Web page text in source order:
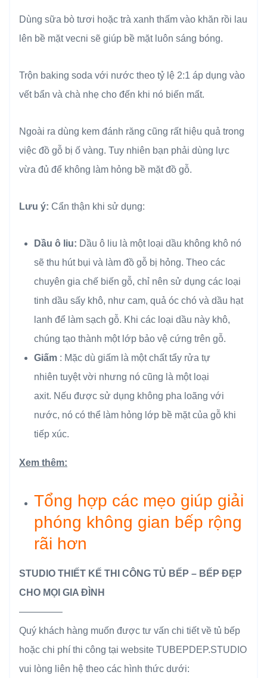
Dùng sữa bò tươi hoặc trà xanh thấm vào khăn rồi lau
lên bề mặt vecni sẽ giúp bề mặt luôn sáng bóng.
Trộn baking soda với nước theo tỷ lệ 2:1 áp dụng vào
vết bẩn và chà nhẹ cho đến khi nó biến mất.
Ngoài ra dùng kem đánh răng cũng rất hiệu quả trong
việc đồ gỗ bị ố vàng. Tuy nhiên bạn phải dùng lực
vừa đủ để không làm hỏng bề mặt đồ gỗ.
Lưu ý: Cẩn thận khi sử dụng:
Dầu ô liu: Dầu ô liu là một loại dầu không khô nó
sẽ thu hút bụi và làm đồ gỗ bị hỏng. Theo các
chuyên gia chế biến gỗ, chỉ nên sử dụng các loại
tinh dầu sấy khô, như cam, quả óc chó và dầu hạt
lanh để làm sạch gỗ. Khi các loại dầu này khô,
chúng tạo thành một lớp bảo vệ cứng trên gỗ.
Giấm : Mặc dù giấm là một chất tẩy rửa tự
nhiên tuyệt vời nhưng nó cũng là một loại
axit. Nếu được sử dụng không pha loãng với
nước, nó có thể làm hỏng lớp bề mặt của gỗ khi
tiếp xúc.
Xem thêm:
Tổng hợp các mẹo giúp giải
phóng không gian bếp rộng
rãi hơn
STUDIO THIẾT KẾ THI CÔNG TỦ BẾP – BẾP ĐẸP
CHO MỌI GIA ĐÌNH
————–
Quý khách hàng muốn được tư vấn chi tiết về tủ bếp
hoặc chi phí thi công tại website TUBEPDEP.STUDIO
vui lòng liên hệ theo các hình thức dưới: